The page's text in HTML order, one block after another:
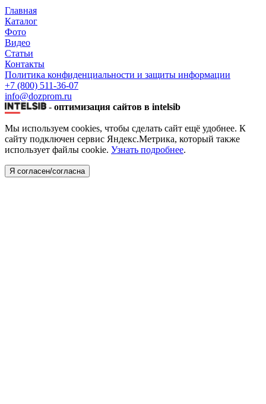
Главная
Каталог
Фото
Видео
Статьи
Контакты
Политика конфиденциальности и защиты информации
+7 (800) 511-36-07
info@dozprom.ru
- оптимизация сайтов в intelsib
Мы используем cookies, чтобы сделать сайт ещё удобнее. К
сайту подключен сервис Яндекс.Метрика, который также
использует файлы cookie. Узнать подробнее.
Я согласен/согласна